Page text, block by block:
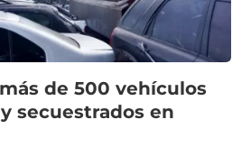
de 500 vehículos
secuestrados en